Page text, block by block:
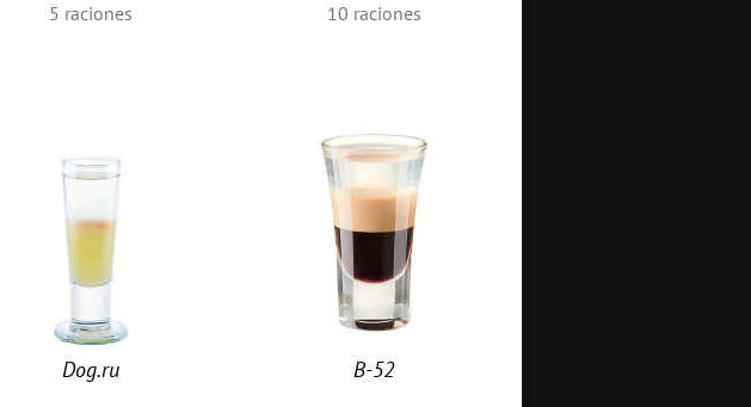
5 raciones 10 raciones
Dog.ru B-52